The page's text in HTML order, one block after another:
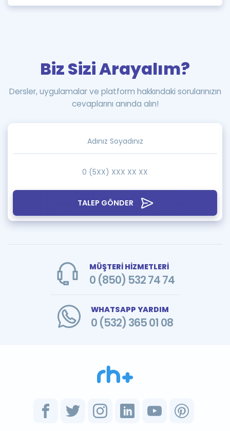
TALEP GÖNDER
Biz Sizi Arayalım?
Dersler, uygulamalar ve platform hakkındaki sorularınızın
cevaplarını anında alın!
MÜŞTERİ HİZMETLERİ
0 (850) 532 74 74
WHATSAPP YARDIM
0 (532) 365 01 08